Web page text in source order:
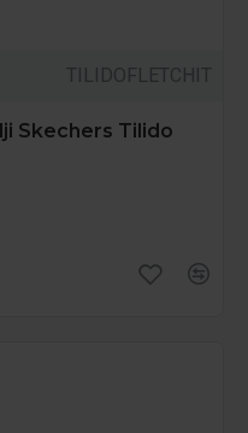
TILIDOFLETCHIT
Skechers Tilido